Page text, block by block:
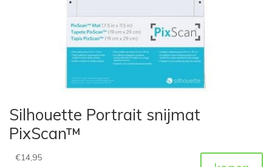
Silhouette Portrait snijmat
PixScan™
€14,95